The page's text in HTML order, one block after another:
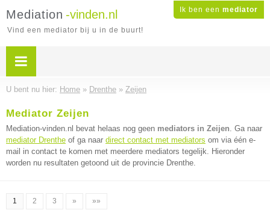
Ik ben een mediator
Mediation -vinden.nl
Vind een mediator bij u in de buurt!
U bent nu hier: Home » Drenthe » Zeijen
Mediator Zeijen
Mediation-vinden.nl bevat helaas nog geen mediators in Zeijen. Ga naar
mediator Drenthe of ga naar direct contact met mediators om via één e-
mail in contact te komen met meerdere mediators tegelijk. Hieronder
worden nu resultaten getoond uit de provincie Drenthe.
1 2 3 » »»